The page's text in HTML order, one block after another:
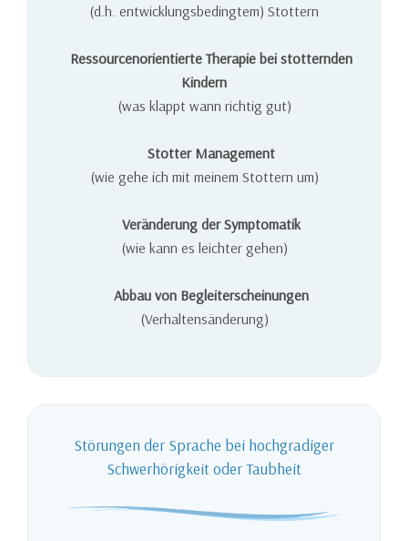
(d.h. entwicklungsbedingtem) Stottern
Ressourcenorientierte Therapie bei stotternden
Kindern
(was klappt wann richtig gut)
Stotter Management
(wie gehe ich mit meinem Stottern um)
Veränderung der Symptomatik
(wie kann es leichter gehen)
Abbau von Begleiterscheinungen
(Verhaltensänderung)
Störungen der Sprache bei hochgradiger
Schwerhörigkeit oder Taubheit